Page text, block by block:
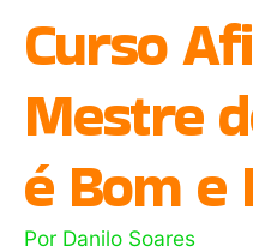
Curso
Mestre
é Bom e
Por Danilo Soares